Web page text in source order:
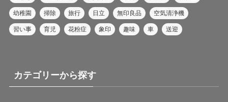
幼稚園 掃除 旅行 日立 無印良品 空気清浄機
習い事 育児 花粉症 象印 趣味 車 送迎
カテゴリーから探す